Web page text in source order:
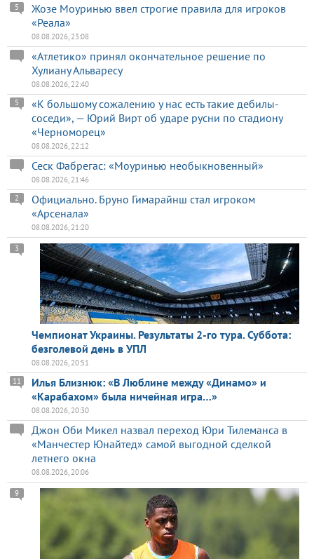
Жозе Моуринью ввел строгие правила для игроков
«Реала»
5
08.08.2026, 23:08
«Атлетико» принял окончательное решение по
Хулиану Альваресу
08.08.2026, 22:40
«К большому сожалению у нас есть такие дебилы-
соседи», — Юрий Вирт об ударе русни по стадиону
«Черноморец»
5
08.08.2026, 22:12
Сеск Фабрегас: «Моуринью необыкновенный»
08.08.2026, 21:46
Официально. Бруно Гимарайнш стал игроком
«Арсенала»
2
08.08.2026, 21:20
Чемпионат Украины. Результаты 2-го тура. Суббота:
безголевой день в УПЛ
3
08.08.2026, 20:51
Илья Близнюк: «В Люблине между «Динамо» и
«Карабахом» была ничейная игра…»
11
08.08.2026, 20:30
Джон Оби Микел назвал переход Юри Тилеманса в
«Манчестер Юнайтед» самой выгодной сделкой
летнего окна
08.08.2026, 20:06
9